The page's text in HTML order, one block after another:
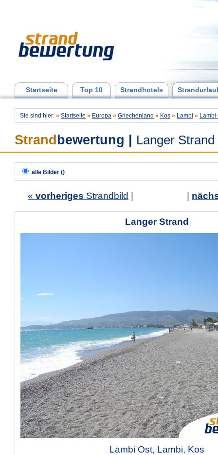
Startseite Top 10 Strandhotels
Sie sind hier: » Startseite » Europa » Griechenland » Kos » Lambi » Lambi
Strand bewertung Langer Strand
alle Bilder ()
« vorheriges Strandbild
Langer Strand
Lambi Ost, Lambi, Kos